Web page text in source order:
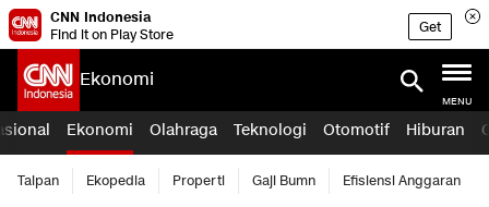
CNN Indonesia
Find it on Play Store
Get
Ekonomi
MENU
Ekonomi Olahraga Teknologi Otomotif Hiburan
Taipan Ekopedia Properti Gaji Bumn Efisiensi Anggaran